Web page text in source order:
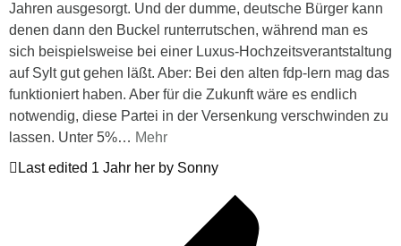
Jahren ausgesorgt. Und der dumme, deutsche Bürger kann
denen dann den Buckel runterrutschen, während man es
sich beispielsweise bei einer Luxus-Hochzeitsverantstaltung
auf Sylt gut gehen läßt. Aber: Bei den alten fdp-lern mag das
funktioniert haben. Aber für die Zukunft wäre es endlich
notwendig, diese Partei in der Versenkung verschwinden zu
lassen. Unter 5%… Mehr
Last edited 1 Jahr her by Sonny